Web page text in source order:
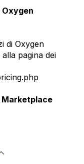
Oxygen
di Oxygen
pagina dei
Marketplace